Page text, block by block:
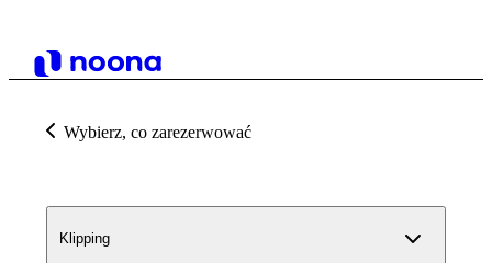
Wybierz, co zarezerwować
Klipping